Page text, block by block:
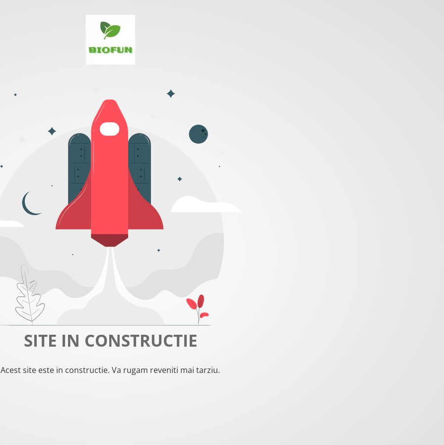
SITE IN CONSTRUCTIE
Acest site este in constructie. Va rugam reveniti mai tarziu.